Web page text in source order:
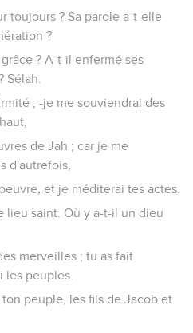
toujours ? Sa parole a-t-elle
?
? A-t-il enfermé ses
Sélah.
; -je me souviendrai des
de Jah ; car je me
d'autrefois,
et je méditerai tes actes.
lieu saint. Où y a-t-il un dieu
merveilles ; tu as fait
les peuples.
peuple, les fils de Jacob et